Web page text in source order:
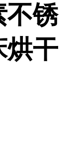
不锈
烘干